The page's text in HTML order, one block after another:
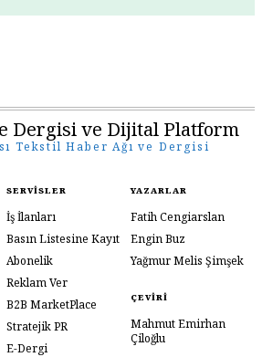
Dergisi ve Dijital Platform
Tekstil Haber Ağı ve Dergisi
SERVISLER
İş İlanları
Basın Listesine Kayıt
Abonelik
Reklam Ver
B2B MarketPlace
Stratejik PR
E-Dergi
YAZARLAR
Fatih Cengiarslan
Engin Buz
Yağmur Melis Şimşek
ÇEVIRI
Mahmut Emirhan
Çiloğlu